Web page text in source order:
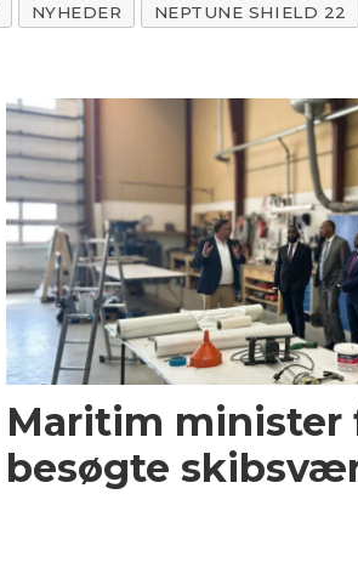
NYHEDER NEPTUNE SHIELD 22
Maritim minister
besøgte